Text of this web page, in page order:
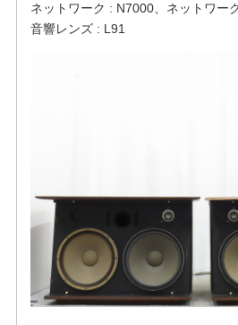
ネットワーク : N7000、ネットワー
音響レンズ : L91